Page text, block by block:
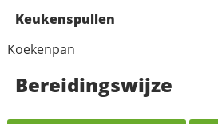
Keukenspullen
Koekenpan
Bereidingswijze